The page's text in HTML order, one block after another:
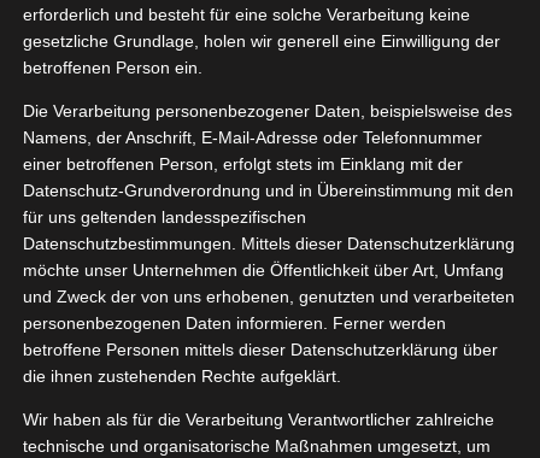
06, 2021
Eierlikör
Trinken
Pott Eierlikör
Juni 4, 2021 | Produktvorstellungen,Trinken
Weiterlesen
erforderlich und besteht für eine solche Verarbeitung keine
gesetzliche Grundlage, holen wir generell eine Einwilligung der
betroffenen Person ein.
Die Verarbeitung personenbezogener Daten, beispielsweise des
Namens, der Anschrift, E-Mail-Adresse oder Telefonnummer
einer betroffenen Person, erfolgt stets im Einklang mit der
Datenschutz-Grundverordnung und in Übereinstimmung mit den
für uns geltenden landesspezifischen
Datenschutzbestimmungen. Mittels dieser Datenschutzerklärung
möchte unser Unternehmen die Öffentlichkeit über Art, Umfang
und Zweck der von uns erhobenen, genutzten und verarbeiteten
personenbezogenen Daten informieren. Ferner werden
betroffene Personen mittels dieser Datenschutzerklärung über
die ihnen zustehenden Rechte aufgeklärt.
Wir haben als für die Verarbeitung Verantwortlicher zahlreiche
technische und organisatorische Maßnahmen umgesetzt, um